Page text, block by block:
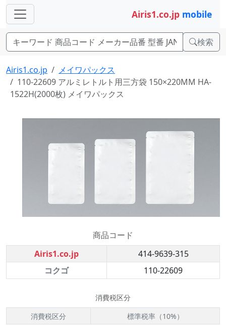
Airis1.co.jp mobile
検索
Airis1.co.jp
メイワパックス
110-22609 アルミレトルト用三方袋 150×220MM HA-
1522H(2000枚) メイワパックス
商品コード
Airis1.co.jp
414-9639-315
コクゴ
110-22609
消費税区分
消費税区分
標準税率（10%）